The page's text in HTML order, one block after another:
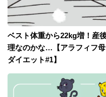
ベスト体重から22kg増！産
理なのかな…【アラフィフ
ダイエット#1】